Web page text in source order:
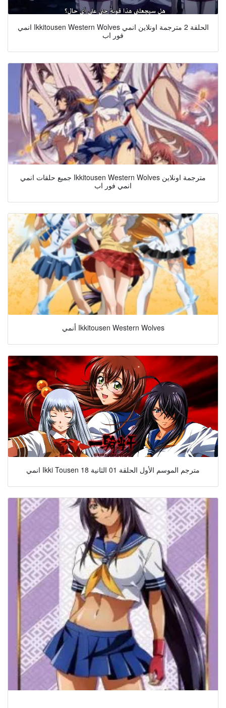
انمي Ikkitousen Western Wolves الحلقة 2 مترجمة اونلاين انمي
فور اب
جميع حلقات انمي Ikkitousen Western Wolves مترجمة اونلاين
انمي فور اب
أنمي Ikkitousen Western Wolves
انمي Ikki Tousen مترجم الموسم الأول الحلقة 01 الثانية 18